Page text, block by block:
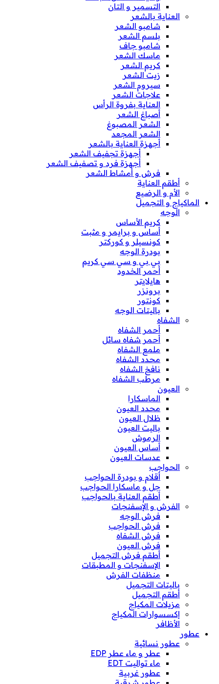
التسمير و التان
العناية بالشعر
شامبو الشعر
بلسم الشعر
شامبو جاف
ماسك الشعر
كريم الشعر
زيت الشعر
سيروم الشعر
علاجات الشعر
العناية بفروة الرأس
أصباغ الشعر
الشعر المصبوغ
الشعر المجعد
أجهزة العناية بالشعر
أجهزة تجفيف الشعر
أجهزة فرد و تصفيف الشعر
فرش و أمشاط الشعر
أطقم العناية
الأم و الرضيع
الماكياج و التجميل
الوجه
كريم الأساس
أساس و برايمر و مثبت
كونسيلر و كوركتر
بودرة الوجه
بي بي و سي سي كريم
أحمر الخدود
هايلايتر
برونزر
كونتور
باليتات الوجه
الشفاه
أحمر الشفاه
أحمر شفاه سائل
ملمع الشفاه
محدد الشفاه
نافخ الشفاه
مرطب الشفاه
العيون
الماسكارا
محدد العيون
ظلال العيون
باليت العيون
الرموش
أساس العيون
عدسات العيون
الحواجب
أقلام و بودرة الحواجب
جل و ماسكارا الحواجب
أطقم العناية بالحواجب
الفرش و الإسفنجات
فرش الوجه
فرش الحواجب
فرش الشفاه
فرش العيون
أطقم فرش التجميل
الإسفنجات و المطبقات
منظفات الفرش
باليتات التجميل
أطقم التجميل
مزيلات المكياج
إكسسوارات المكياج
الأظافر
عطور
عطور نسائية
عطر و ماء عطر EDP
ماء تواليت EDT
عطور غربية